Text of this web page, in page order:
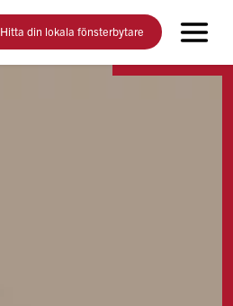
Hitta din lokala fönsterbytare